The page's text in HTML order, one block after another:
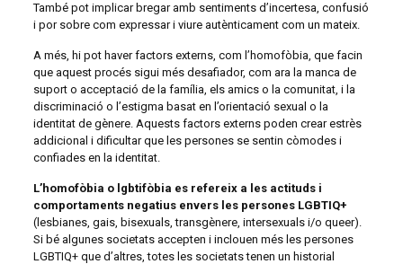
També pot implicar bregar amb sentiments d’incertesa, confusió
i por sobre com expressar i viure autènticament com un mateix.
A més, hi pot haver factors externs, com l’homofòbia, que facin
que aquest procés sigui més desafiador, com ara la manca de
suport o acceptació de la família, els amics o la comunitat, i la
discriminació o l’estigma basat en l’orientació sexual o la
identitat de gènere. Aquests factors externs poden crear estrès
addicional i dificultar que les persones se sentin còmodes i
confiades en la identitat.
L’homofòbia o lgbtifòbia es refereix a les actituds i
comportaments negatius envers les persones LGBTIQ+
(lesbianes, gais, bisexuals, transgènere, intersexuals i/o queer).
Si bé algunes societats accepten i inclouen més les persones
LGBTIQ+ que d’altres, totes les societats tenen un historial